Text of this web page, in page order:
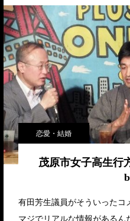
恋愛・結婚
茂原市女子高生行
有田芳生議員がそういった
マジでリアルな情報がある